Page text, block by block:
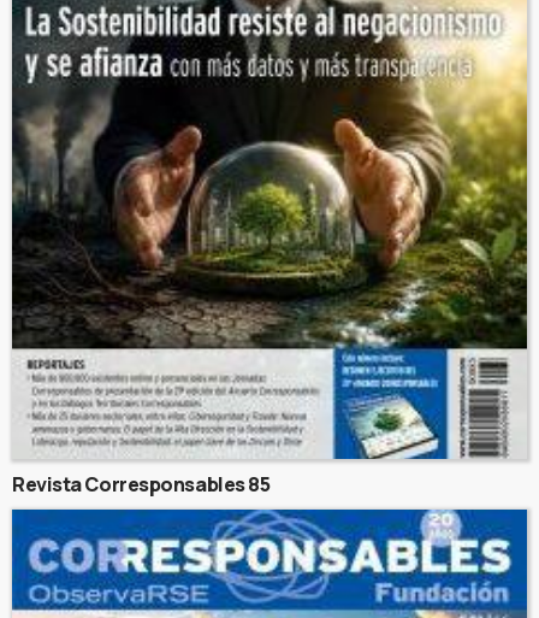
Revista Corresponsables 85